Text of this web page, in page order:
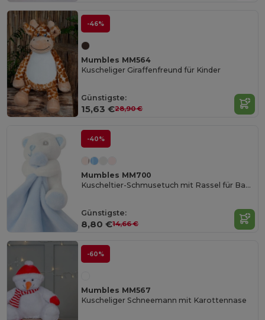
-46%
Mumbles MM564
Kuscheliger Giraffenfreund für Kinder
Günstigste:
15,63 €28,90 €
-40%
Mumbles MM700
Kuscheltier-Schmusetuch mit Rassel für Babys
Günstigste:
8,80 €14,66 €
-60%
Mumbles MM567
Kuscheliger Schneemann mit Karottennase